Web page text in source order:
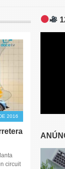
2016
circuit